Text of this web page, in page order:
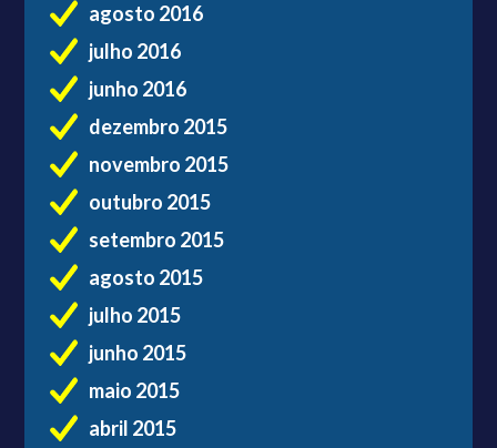
agosto 2016
julho 2016
junho 2016
dezembro 2015
novembro 2015
outubro 2015
setembro 2015
agosto 2015
julho 2015
junho 2015
maio 2015
abril 2015